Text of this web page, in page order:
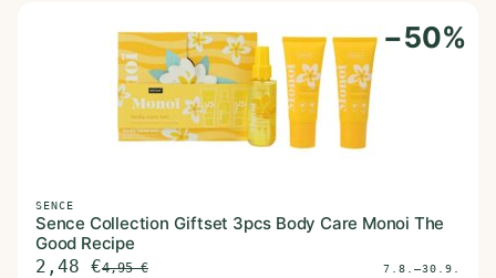
−50%
SENCE
Sence Collection Giftset 3pcs Body Care Monoi The
Good Recipe
2,48 €4,95€ 7.8.–30.9.